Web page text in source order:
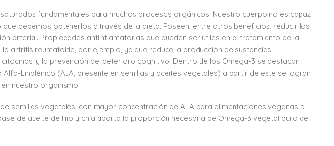
fundamentales para muchos procesos orgánicos. Nuestro cuerpo no es capaz
debemos obtenerlos a través de la dieta. Poseen, entre otros beneficios, reducir los
arterial. Propiedades antiinflamatorias que pueden ser útiles en el tratamiento de la
artritis reumatoide, por ejemplo, ya que reduce la producción de sustancias
y la prevención del deterioro cognitivo. Dentro de los Omega-3 se destacan
Alfa-Linolénico (ALA, presente en semillas y aceites vegetales) a partir de este se logran
nuestro organismo.
semillas vegetales, con mayor concentración de ALA para alimentaciones veganas o
de aceite de lino y chía aporta la proporción necesaria de Omega-3 vegetal puro de